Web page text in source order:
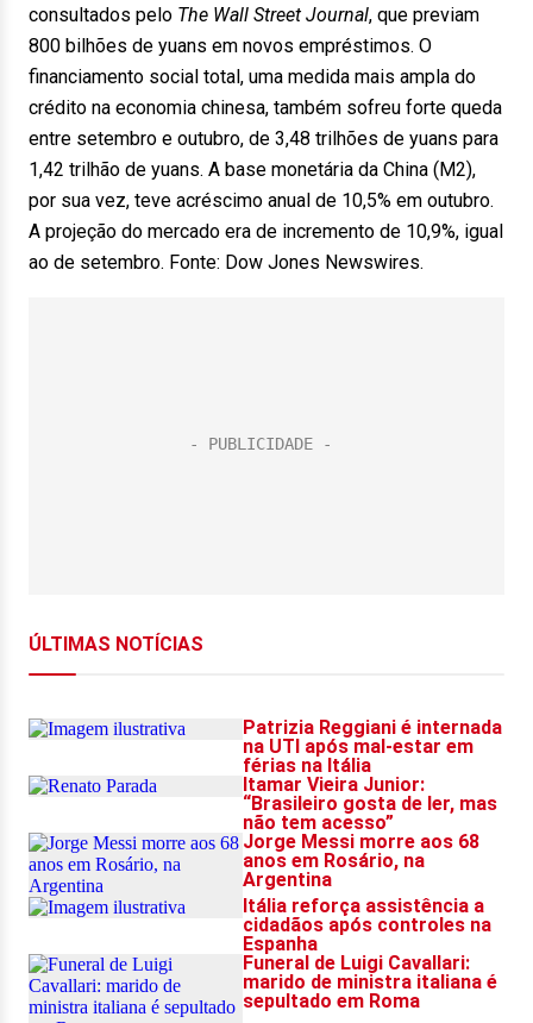
consultados pelo The Wall Street Journal, que previam
800 bilhões de yuans em novos empréstimos. O
financiamento social total, uma medida mais ampla do
crédito na economia chinesa, também sofreu forte queda
entre setembro e outubro, de 3,48 trilhões de yuans para
1,42 trilhão de yuans. A base monetária da China (M2),
por sua vez, teve acréscimo anual de 10,5% em outubro.
A projeção do mercado era de incremento de 10,9%, igual
ao de setembro. Fonte: Dow Jones Newswires.